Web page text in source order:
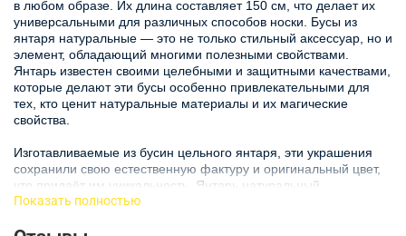
в любом образе. Их длина составляет 150 см, что делает их
универсальными для различных способов носки. Бусы из
янтаря натуральные — это не только стильный аксессуар, но и
элемент, обладающий многими полезными свойствами.
Янтарь известен своими целебными и защитными качествами,
которые делают эти бусы особенно привлекательными для
тех, кто ценит натуральные материалы и их магические
свойства.
Изготавливаемые из бусин цельного янтаря, эти украшения
сохранили свою естественную фактуру и оригинальный цвет,
что придаёт им уникальность. Янтарь натуральный,
используемый для данных бус, был добыт в Калининградской
Показать полностью